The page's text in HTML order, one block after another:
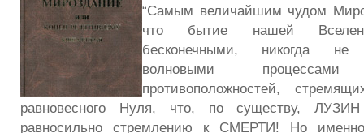
“Самым величайшим чудом
что бытие нашей
бесконечными, никогда не
волновыми
противоположностей,
равновесного Нуля, что, по существу,
равносильно стремлению к СМЕРТИ! Но